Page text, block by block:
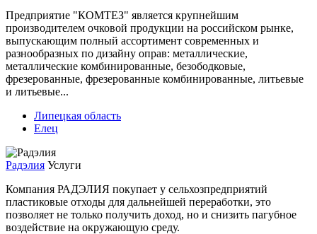
Предприятие "КОМТЕЗ" является крупнейшим
производителем очковой продукции на российском рынке,
выпускающим полный ассортимент современных и
разнообразных по дизайну оправ: металлические,
металлические комбинированные, безободковые,
фрезерованные, фрезерованные комбинированные, литьевые
и литьевые...
Липецкая область
Елец
Радэлия Услуги
Компания РАДЭЛИЯ покупает у сельхозпредприятий
пластиковые отходы для дальнейшей переработки, это
позволяет не только получить доход, но и снизить пагубное
воздействие на окружающую среду.